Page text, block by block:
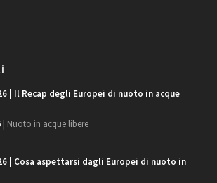
| Il Recap degli Europei di nuoto in acque
| Nuoto in acque libere
| Cosa aspettarsi dagli Europei di nuoto in